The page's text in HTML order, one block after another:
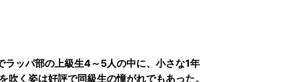
ラッパ部の上級生4～5人の中に、小さな1年
く姿は好評で同級生の憧がれでもあった。